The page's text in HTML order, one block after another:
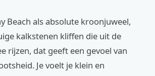
Beach als absolute kroonjuweel,
kalkstenen kliffen die uit de
rijzen, dat geeft een gevoel van
Je voelt je klein en